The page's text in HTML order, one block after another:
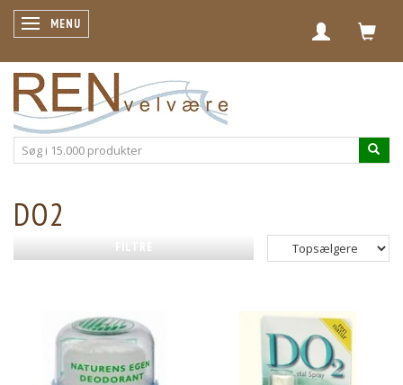
SKIFTE NAVIGATION
MENU
DO2
FILTRE